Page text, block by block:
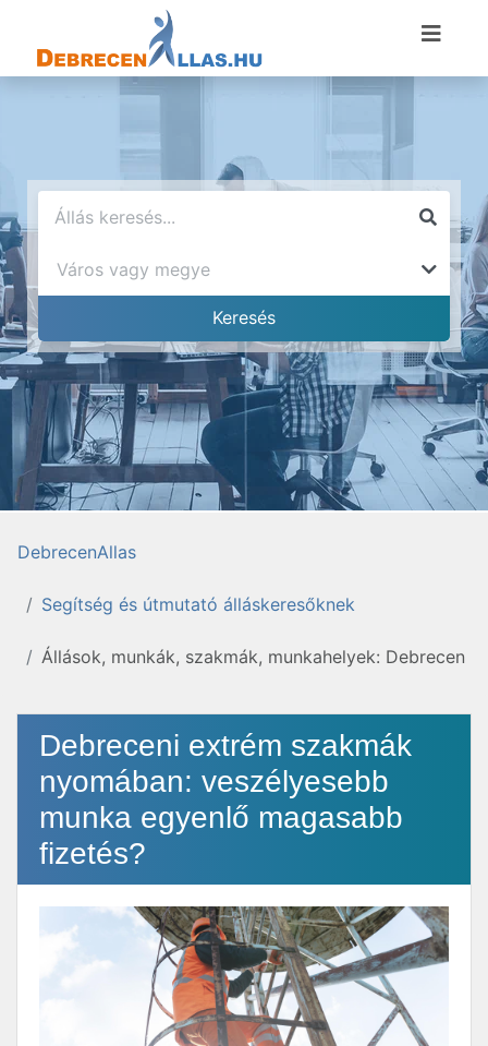
DebrecenAllas
Segítség és útmutató álláskeresőknek
Állások, munkák, szakmák, munkahelyek: Debrecen
Debreceni extrém szakmák
nyomában: veszélyesebb
munka egyenlő magasabb
fizetés?